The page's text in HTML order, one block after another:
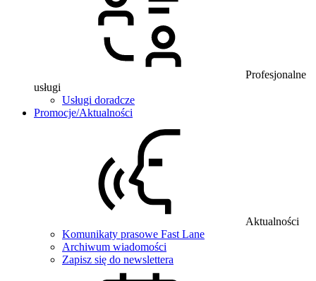
Profesjonalne
usługi
Usługi doradcze
Promocje/Aktualności
Aktualności
Komunikaty prasowe Fast Lane
Archiwum wiadomości
Zapisz się do newslettera